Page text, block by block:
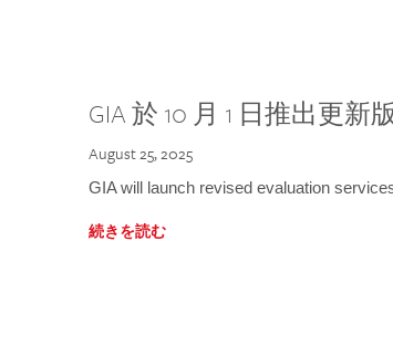
GIA 於 10 月 1 日推出更
August 25, 2025
GIA will launch revised evaluation
続きを読む